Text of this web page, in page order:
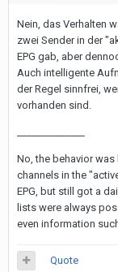
Nein, das Verhalten
zwei Sender in der
EPG gab, aber
Auch intelligente
der Regel sinnfrei,
vorhanden sind.
No, the behavior
channels in the
EPG, but still got a
lists were always
even information
Quote